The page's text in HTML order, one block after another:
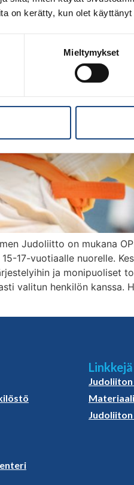
on kerätty, kun olet
Mieltymykset
Judoliitto on mukana
17-vuotiaalle nuorelle.
ja monipuoliset
valitun henkilön
Linkkejä